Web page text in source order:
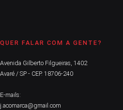
QUER FALAR COM A GENTE?
Avenida Gilberto Filgueiras, 1402
Avaré / SP - CEP. 18706-240
E-mails:
j.acomarca@gmail.com